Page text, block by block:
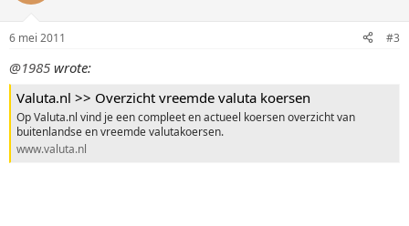
6 mei 2011 #3
@1985 wrote:
Valuta.nl >> Overzicht vreemde valuta koersen
Op Valuta.nl vind je een compleet en actueel koersen overzicht van
buitenlandse en vreemde valutakoersen.
www.valuta.nl